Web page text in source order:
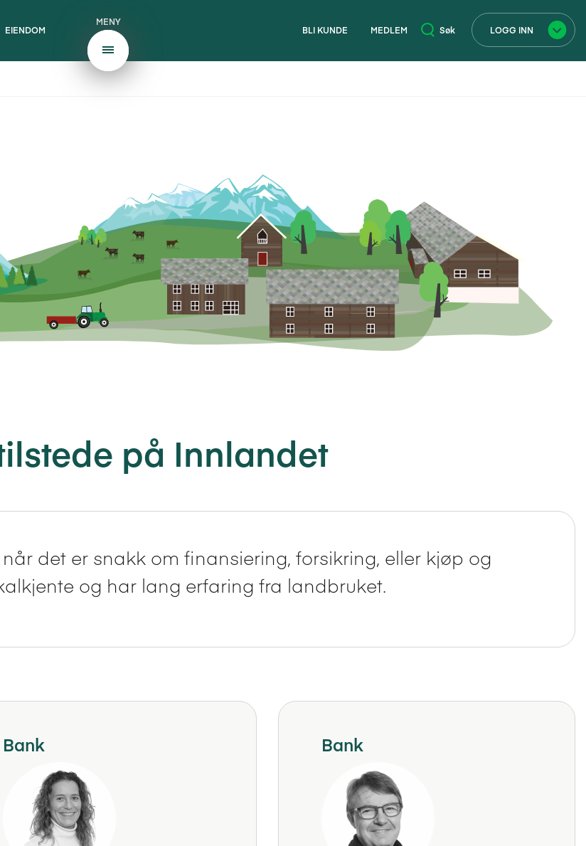
EIENDOM
MENY
BLI KUNDE MEDLEM Søk LOGG INN
på Innlandet
det er snakk om finansiering, forsikring, eller kjøp og
og har lang erfaring fra landbruket.
Bank Bank